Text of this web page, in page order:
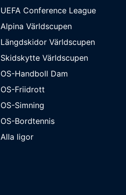
UEFA Conference League
Alpina Världscupen
Längdskidor Världscupen
Skidskytte Världscupen
OS-Handboll Dam
OS-Friidrott
OS-Simning
OS-Bordtennis
Alla ligor